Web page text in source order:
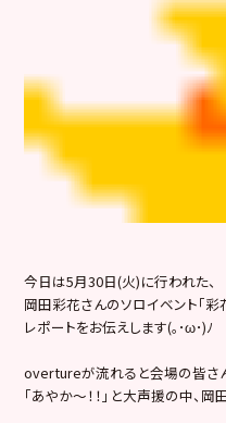
今日は5月30日(火)に行われた、
岡田彩花さんのソロイベント「彩
レポートをお伝えします(｡･ω･)ﾉ
overtureが流れると会場の皆さ
「あやか～！！」と大声援の中、